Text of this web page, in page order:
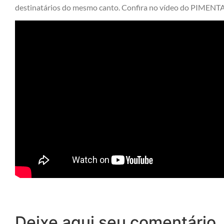
destinatários do mesmo canto. Confira no vídeo do